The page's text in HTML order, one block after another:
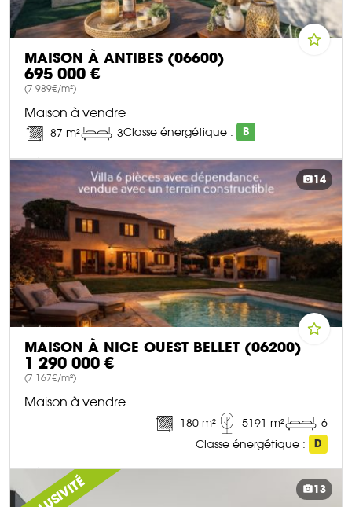
MAISON À ANTIBES (06600)
695 000 €
(7 989€/m²)
Maison à vendre
87 m² 3Classe énergétique : B
DÉCOUVRIR CE BIEN
14
MAISON À NICE OUEST BELLET (06200)
1 290 000 €
(7 167€/m²)
Maison à vendre
180 m² 5191 m²
6
Classe énergétique :
D
DÉCOUVRIR CE BIEN
13